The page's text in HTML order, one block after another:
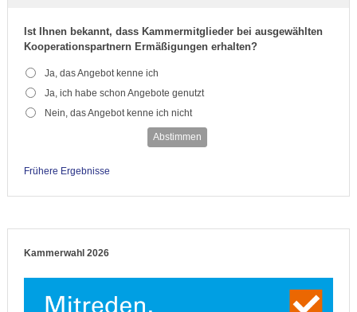
Ist Ihnen bekannt, dass Kammermitglieder bei ausgewählten
Kooperationspartnern Ermäßigungen erhalten?
Ja, das Angebot kenne ich
Ja, ich habe schon Angebote genutzt
Nein, das Angebot kenne ich nicht
Abstimmen
Frühere Ergebnisse
Kammerwahl 2026